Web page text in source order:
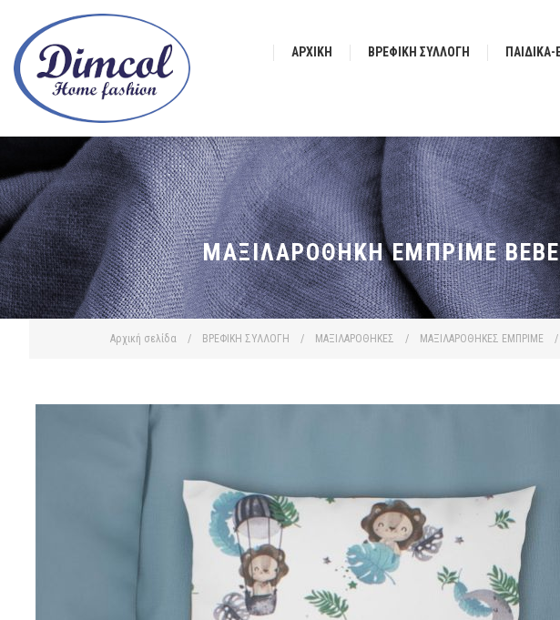
ΑΡΧΙΚΉ ΒΡΕΦΙΚΗ ΣΥΛΛΟΓΗ
Αρχική σελίδα / ΒΡΕΦΙΚΗ ΣΥΛΛΟΓΗ / ΜΑΞΙΛΑΡΟΘΗΚΕΣ / ΜΑΞΙΛΑΡΟΘΗΚΕΣ ΕΜΠΡΙΜΕ /
ΜΑΞΙΛΑΡΟΘΉΚΗ ΕΜΠΡΙΜΈ BEBE